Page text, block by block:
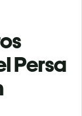
Persa